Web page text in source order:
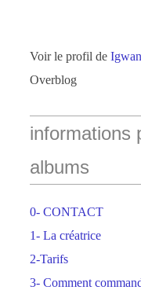
Voir le profil de
Overblog
informations
albums
0- CONTACT
1- La créatrice
2-Tarifs
3- Comment